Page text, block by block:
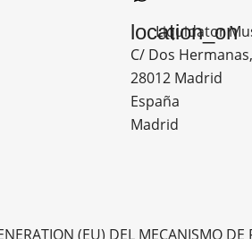
location_on
Liquidator
C/ Dos
28012 Madrid
España
Madrid
(EU) DEL MECANISMO DE